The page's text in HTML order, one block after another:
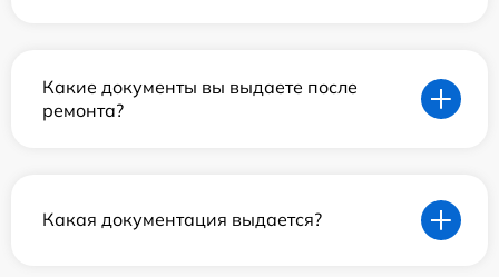
Какие документы вы выдаете после
ремонта?
Какая документация выдается?